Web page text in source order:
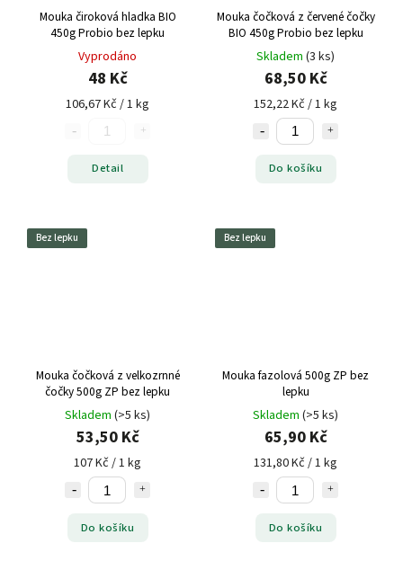
Mouka čiroková hladka BIO
450g Probio bez lepku
Vyprodáno
48 Kč
106,67 Kč / 1 kg
Detail
Mouka čočková z červené čočky
BIO 450g Probio bez lepku
Skladem (3 ks)
68,50 Kč
152,22 Kč / 1 kg
Do košíku
Bez lepku
Mouka čočková z velkozrnné
čočky 500g ZP bez lepku
Skladem (>5 ks)
53,50 Kč
107 Kč / 1 kg
Do košíku
Bez lepku
Mouka fazolová 500g ZP bez
lepku
Skladem (>5 ks)
65,90 Kč
131,80 Kč / 1 kg
Do košíku